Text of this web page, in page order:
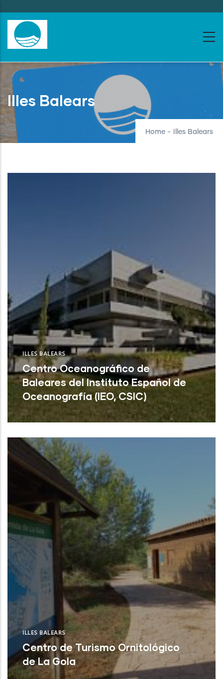
to
main
content
Illes Balears
Home - Illes Balears
ILLES BALEARS
Centro Oceanográfico de
Baleares del Instituto Español de
Oceanografía (IEO, CSIC)
Centro Oceanográfico de Baleares del
Instituto Español de Oceanografía (IEO,
CSIC)NUE
ILLES BALEARS
Centro de Turismo Ornitológico
de La Gola